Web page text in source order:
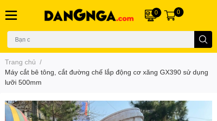
0 0
Trang chủ /
Máy cắt bê tông, cắt đường chế lắp động cơ xăng GX390 sử dụng
lưỡi 500mm